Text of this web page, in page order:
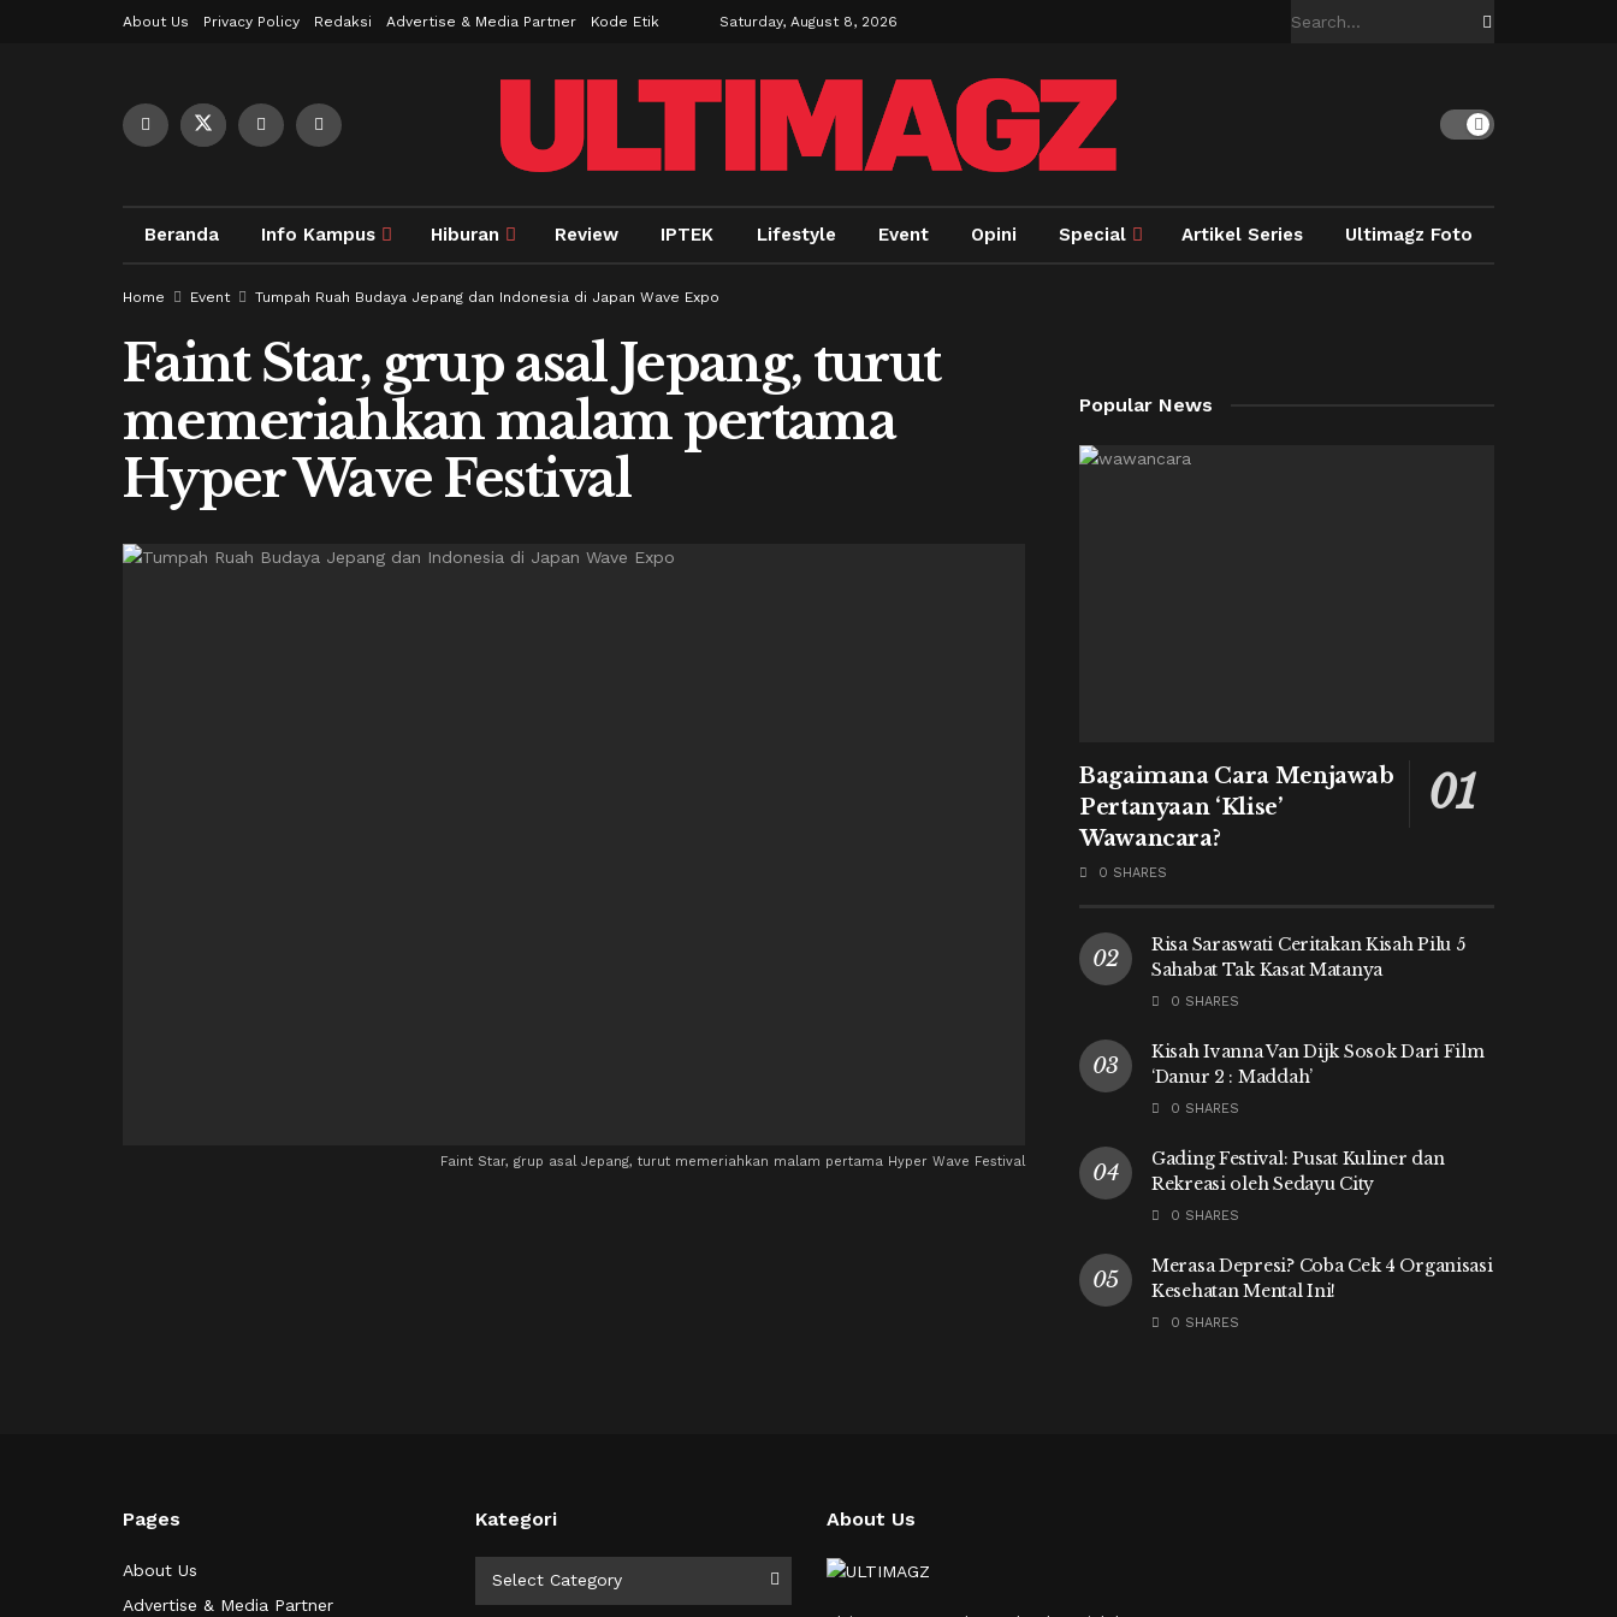
About Us Privacy Policy Redaksi Advertise & Media Partner Kode Etik Saturday, August 8, 2026
Beranda Info Kampus Hiburan Review IPTEK Lifestyle Event Opini Special Artikel Series Ultimagz Foto
Home Event Tumpah Ruah Budaya Jepang dan Indonesia di Japan Wave Expo
Faint Star, grup asal Jepang, turut
memeriahkan malam pertama
Hyper Wave Festival
Faint Star, grup asal Jepang, turut memeriahkan malam pertama Hyper Wave Festival
Popular News
Bagaimana Cara Menjawab
Pertanyaan ‘Klise’
Wawancara?
0 SHARES
Risa Saraswati Ceritakan Kisah Pilu 5
Sahabat Tak Kasat Matanya
0 SHARES
Kisah Ivanna Van Dijk Sosok Dari Film
‘Danur 2 : Maddah’
0 SHARES
Gading Festival: Pusat Kuliner dan
Rekreasi oleh Sedayu City
0 SHARES
Merasa Depresi? Coba Cek 4 Organisasi
Kesehatan Mental Ini!
0 SHARES
Pages
About Us
Advertise & Media Partner
Kategori
Select Category
About Us